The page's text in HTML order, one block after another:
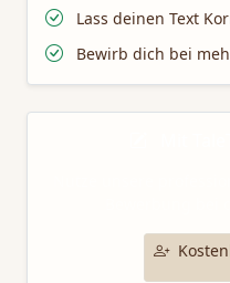
Lass deinen Text
Bewirb dich bei